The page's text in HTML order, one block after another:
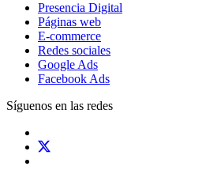
Presencia Digital
Páginas web
E-commerce
Redes sociales
Google Ads
Facebook Ads
Síguenos en las redes